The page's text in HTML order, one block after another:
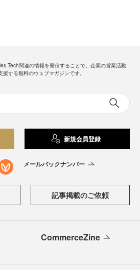
Tech関連の情報を発信することで、企業の営業活動
援する無料のウェブマガジンです。
新規会員登録
メールバックナンバー
記事掲載のご依頼
CommerceZine